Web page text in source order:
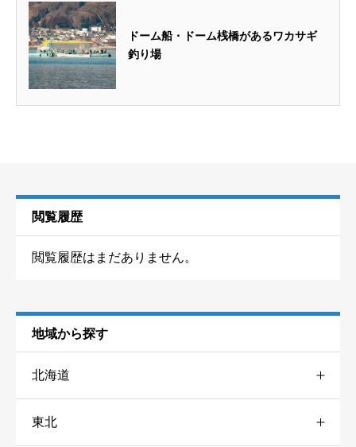
ドーム船・ドーム桟橋があるワカサギ
釣り場
閲覧履歴
閲覧履歴はまだありません。
地域から探す
北海道
道央
東北